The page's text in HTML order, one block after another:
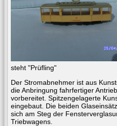
steht "Prüfling"
Der Stromabnehmer ist aus
die Anbringung fahrfertiger
vorbereitet. Spitzengelagerte
eingebaut. Die beiden
sich am Steg der
Triebwagens.